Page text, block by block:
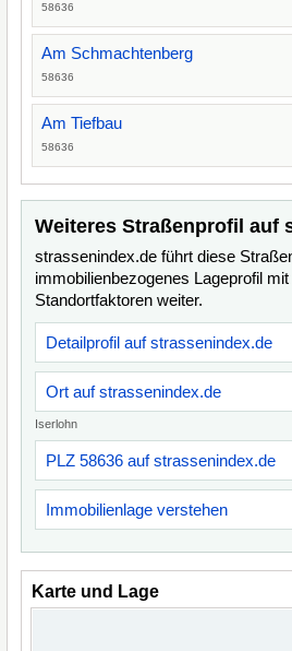
58636
Am Schmachtenberg
58636
Am Tiefbau
58636
Weiteres Straßenprofil auf
strassenindex.de führt diese
immobilienbezogenes Lageprofil
Standortfaktoren weiter.
Detailprofil auf strassenindex.de
Ort auf strassenindex.de
Iserlohn
PLZ 58636 auf strassenindex.de
Immobilienlage verstehen
Karte und Lage